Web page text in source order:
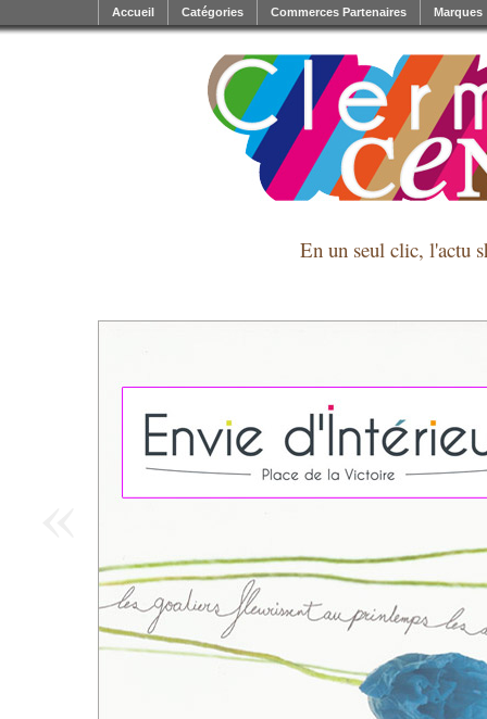
En un seul clic, l'actu
Accueil Catégories Commerces Partenaires Marques